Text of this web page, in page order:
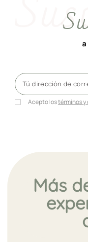
Acepto lostérminos
Más